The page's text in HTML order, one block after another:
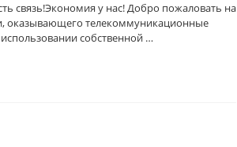
связь!Экономия у нас! Добро пожаловать на
оказывающего телекоммуникационные
собственной …